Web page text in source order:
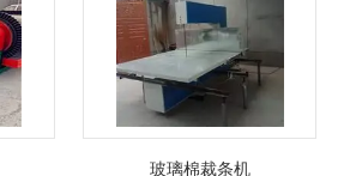
玻璃棉裁条机